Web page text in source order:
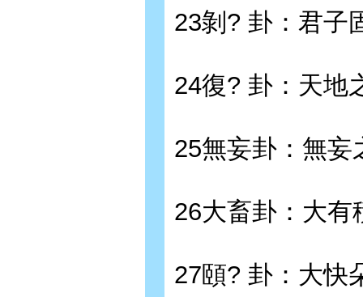
23剝? 卦：君子
24復? 卦：天地
25無妄卦：無妄
26大畜卦：大有
27頤? 卦：大快